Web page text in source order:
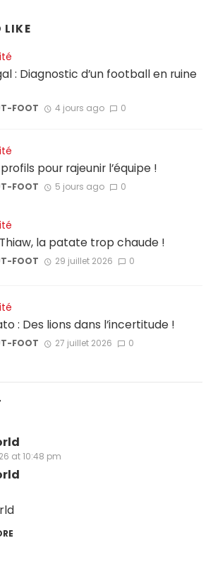
LIKE
: Diagnostic d’un football en ruine
FOOT 4 jours ago 0
profils pour rajeunir l’équipe !
FOOT 5 jours ago 0
la patate trop chaude !
FOOT 29 juillet 2026 0
: Des lions dans l’incertitude !
FOOT 27 juillet 2026 0
at 10:48 pm